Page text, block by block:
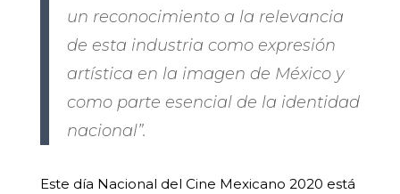
un reconocimiento a la relevancia
de esta industria como expresión
artística en la imagen de México y
como parte esencial de la identidad
nacional”.
Este día Nacional del Cine Mexicano 2020 está